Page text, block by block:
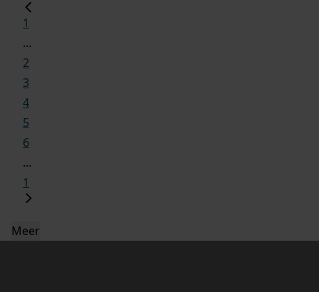
1
...
2
3
4
5
6
...
1
Meer